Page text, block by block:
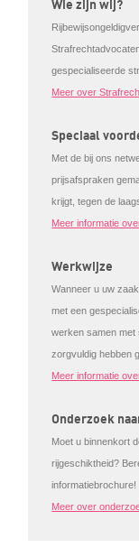
Wie zijn wij?
gespecialiseerde
Meer over
Speciaal
Met de bij ons
prijsafspraken
krijgt, tegen de
Meer informatie
Werkwijze
Wanneer u uw
met een
werken samen met
zorgvuldig hebben
Meer informatie
Onderzoek
Moet u binnenkort
rijgeschiktheid?
informatiebrochure!
Meer over